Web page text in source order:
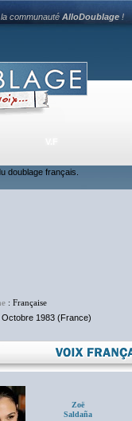
communautéAlloDoublage !
doublage français.
: Française
Octobre 1983 (France)
Zoë
Saldaña